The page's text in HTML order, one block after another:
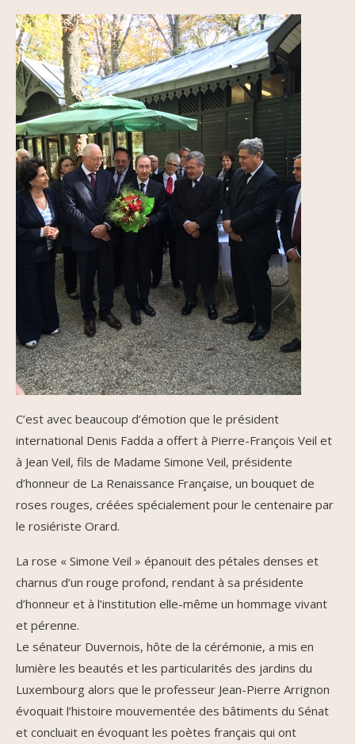
C’est avec beaucoup d’émotion que le président
international Denis Fadda a offert à Pierre-François Veil et
à Jean Veil, fils de Madame Simone Veil, présidente
d’honneur de La Renaissance Française, un bouquet de
roses rouges, créées spécialement pour le centenaire par
le rosiériste Orard.
La rose « Simone Veil » épanouit des pétales denses et
charnus d’un rouge profond, rendant à sa présidente
d’honneur et à l’institution elle-même un hommage vivant
et pérenne.
Le sénateur Duvernois, hôte de la cérémonie, a mis en
lumière les beautés et les particularités des jardins du
Luxembourg alors que le professeur Jean-Pierre Arrignon
évoquait l’histoire mouvementée des bâtiments du Sénat
et concluait en évoquant les poètes français qui ont